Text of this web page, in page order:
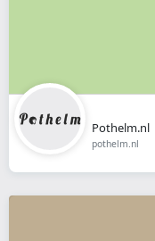
Pothelm.nl
pothelm.nl